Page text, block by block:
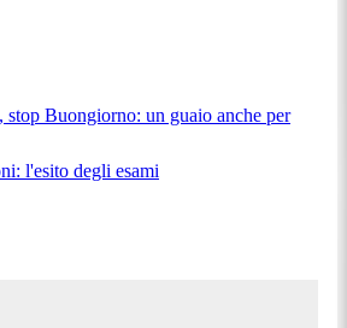
stop Buongiorno: un guaio anche per
l'esito degli esami